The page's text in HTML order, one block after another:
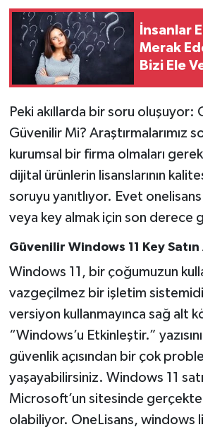
İnsanlar
Merak
Bizi Ele
Peki akıllarda bir soru oluşuyor:
Güvenilir Mi? Araştırmalarımız
kurumsal bir firma olmaları gerek
dijital ürünlerin lisanslarının
soruyu yanıtlıyor. Evet
veya key almak için son derece
Güvenilir Windows 11 Key
Windows 11, bir çoğumuzun
vazgeçilmez bir işletim
versiyon kullanmayınca sağ alt
“Windows’u Etkinleştir.” yazısının
güvenlik açısından bir çok
yaşayabilirsiniz. Windows 11
Microsoft’un sitesinde
olabiliyor. OneLisans, windows